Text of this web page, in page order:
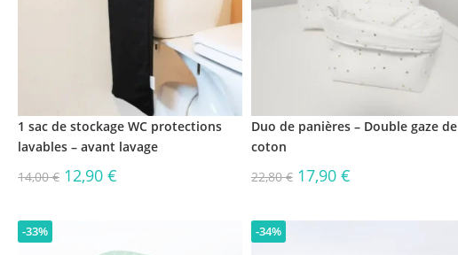
1 sac de stockage WC protections
lavables – avant lavage
14,00€ 12,90 €
Duo de panières – Double gaze de
coton
22,80€ 17,90 €
-33% -34%